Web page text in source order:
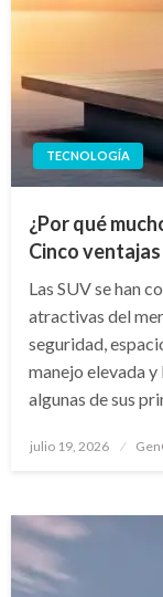
TECNOLOGÍA
¿Por qué
Cinco
Las SUV se han
atractivas del
seguridad,
manejo elevada
algunas de sus
Publicado
julio 19, 2026